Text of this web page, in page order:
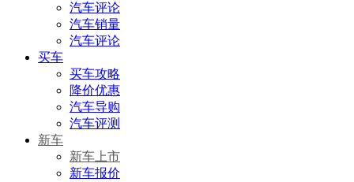
汽车评论
汽车销量
汽车评论
买车
买车攻略
降价优惠
汽车导购
汽车评测
新车
新车上市
新车报价